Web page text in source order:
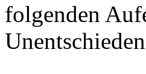
folgenden